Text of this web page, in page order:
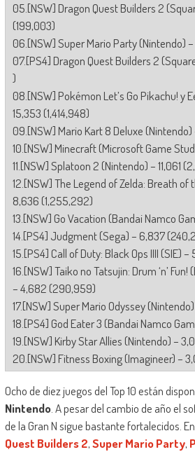
05.[NSW] Dragon Quest Builders 2
(199,003)
06.[NSW] Super Mario Party (Nintendo)
07.[PS4] Dragon Quest Builders 2
)
08.[NSW] Pokémon Let’s Go Pikachu! y
15,353 (1,414,948)
09.[NSW] Mario Kart 8 Deluxe
10.[NSW] Minecraft (Microsoft Game
11.[NSW] Splatoon 2 (Nintendo) – 11,061
12.[NSW] The Legend of Zelda: Breath of
8,636 (1,255,292)
13.[NSW] Go Vacation (Bandai Namco
14.[PS4] Judgment (Sega) – 6,837
15.[PS4] Call of Duty: Black Ops IIII (SIE) –
16.[NSW] Taiko no Tatsujin: Drum ‘n’
– 4,682 (290,959)
17.[NSW] Super Mario Odyssey
18.[PS4] God Eater 3 (Bandai Namco
19.[NSW] Kirby Star Allies (Nintendo) –
20.[NSW] Fitness Boxing (Imagineer) –
Ocho de diez juegos del Top 10 están
Nintendo. A pesar del cambio de año el
de la Gran N sigue bastante fortalecidos.
Quest Builders 2,Super Mario Party,